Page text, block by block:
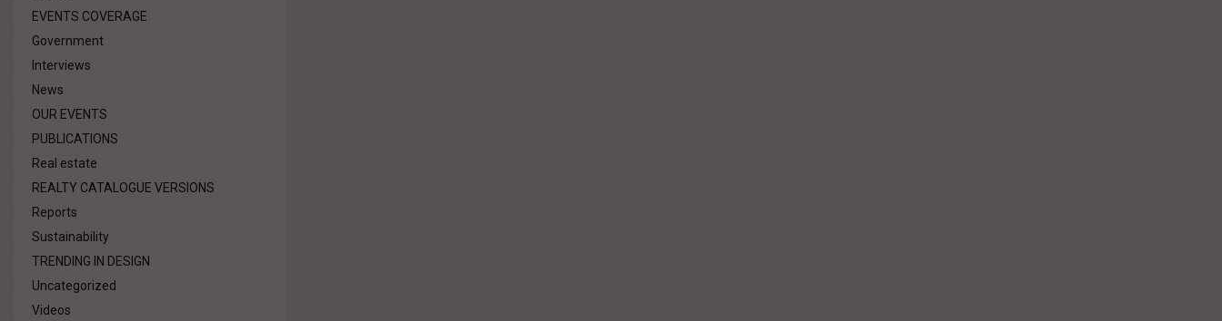
EVENTS COVERAGE
Government
Interviews
News
OUR EVENTS
PUBLICATIONS
Real estate
REALTY CATALOGUE VERSIONS
Reports
Sustainability
TRENDING IN DESIGN
Uncategorized
Videos